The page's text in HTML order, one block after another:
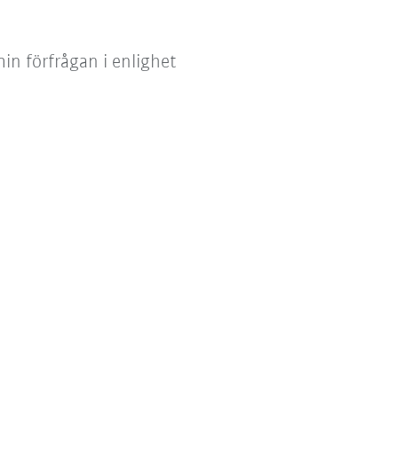
förfrågan i enlighet